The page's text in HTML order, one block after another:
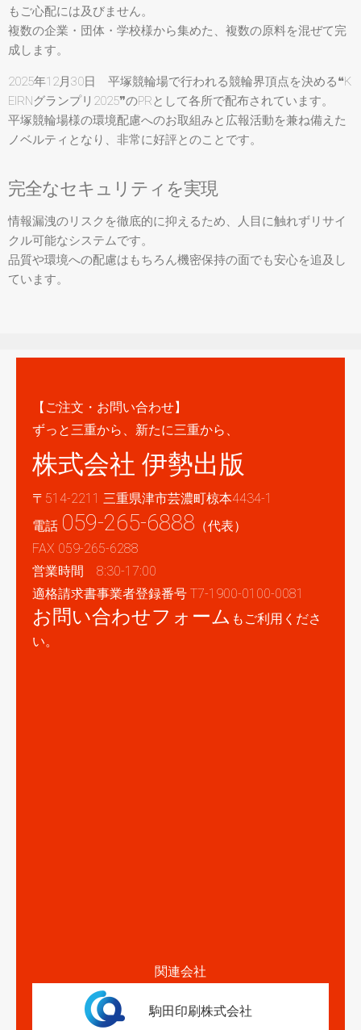
もご心配には及びません。
複数の企業・団体・学校様から集めた、複数の原料を混ぜて完
成します。
2025年12月30日 平塚競輪場で行われる競輪界頂点を決める❝K
EIRNグランプリ2025❞のPRとして各所で配布されています。
平塚競輪場様の環境配慮へのお取組みと広報活動を兼ね備えた
ノベルティとなり、非常に好評とのことです。
完全なセキュリティを実現
情報漏洩のリスクを徹底的に抑えるため、人目に触れずリサイ
クル可能なシステムです。
品質や環境への配慮はもちろん機密保持の面でも安心を追及し
ています。
【ご注文・お問い合わせ】
ずっと三重から、新たに三重から、
株式会社 伊勢出版
〒514-2211 三重県津市芸濃町椋本4434-1
電話 059-265-6888 （代表）
FAX 059-265-6288
営業時間 8:30-17:00
適格請求書事業者登録番号 T7-1900-0100-0081
お問い合わせフォーム もご利用くださ
い。
関連会社
駒田印刷株式会社